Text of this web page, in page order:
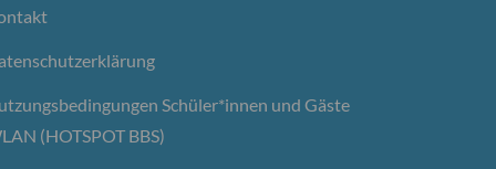
Schüler*innen und Gäste
(HOTSPOT BBS)